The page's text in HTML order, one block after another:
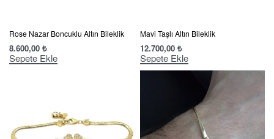
Rose Nazar Boncuklu Altın Bileklik
8.600,00 ₺
Sepete Ekle
Mavi Taşlı Altın Bileklik
12.700,00 ₺
Sepete Ekle